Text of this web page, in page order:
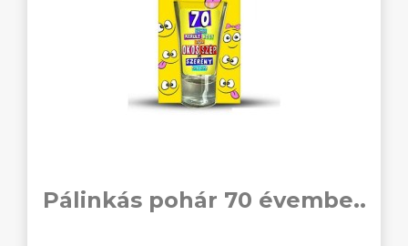
Pálinkás pohár 70 évembe..